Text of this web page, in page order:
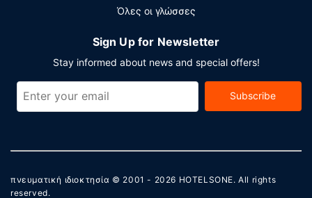
ξενοδοχείο διαθέτει χώρο που είναι 0 τετραγωνικά
συνεδριάσεων. Στους χώρους μας θα βρείτε στάθμευση
χωρίς παρκαδόρο (με χρέωση).
Όλες οι γλώσσες
Sign Up for Newsletter
Stay informed about news and special offers!
Subscribe
πνευματική ιδιοκτησία © 2001 - 2026 HOTELSONE. All rights
reserved.